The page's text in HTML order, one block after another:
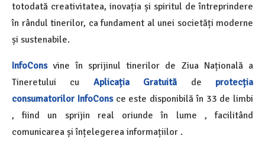
totodată creativitatea, inovația și spiritul de întreprindere
în rândul tinerilor, ca fundament al unei societăți moderne
și sustenabile.
InfoConsvine în sprijinul tinerilor de Ziua Națională a
Tineretului cu Aplicația Gratuită de protecția
consumatorilor InfoConsce este disponibilă în 33 de limbi
, fiind un sprijin real oriunde în lume , facilitând
comunicarea și înțelegerea informațiilor .